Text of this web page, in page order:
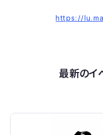
https://
最新のイ